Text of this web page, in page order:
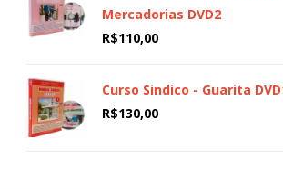
Mercadorias DVD2
R$110,00
Curso Sindico - Guarita
R$130,00